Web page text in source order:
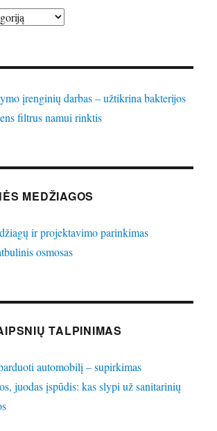
įrenginių darbas – užtikrina bakterijos
filtrus namui rinktis
MEDŽIAGOS
ir projektavimo parinkimas
osmosas
TALPINIMAS
automobilį – supirkimas
juodas įspūdis: kas slypi už sanitarinių